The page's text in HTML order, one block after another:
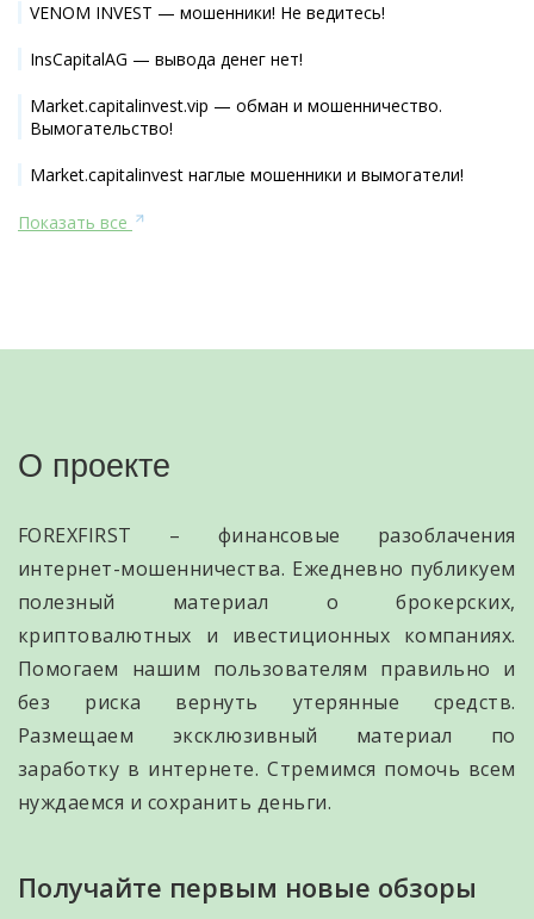
VENOM INVEST — мошенники! Не ведитесь!
InsCapitalAG — вывода денег нет!
Market.capitalinvest.vip — обман и мошенничество.
Вымогательство!
Market.capitalinvest наглые мошенники и вымогатели!
Показать все
О проекте
FOREXFIRST – финансовые разоблачения
интернет-мошенничества. Ежедневно публикуем
полезный материал о брокерских,
криптовалютных и ивестиционных компаниях.
Помогаем нашим пользователям правильно и
без риска вернуть утерянные средств.
Размещаем эксклюзивный материал по
заработку в интернете. Стремимся помочь всем
нуждаемся и сохранить деньги.
Получайте первым новые обзоры